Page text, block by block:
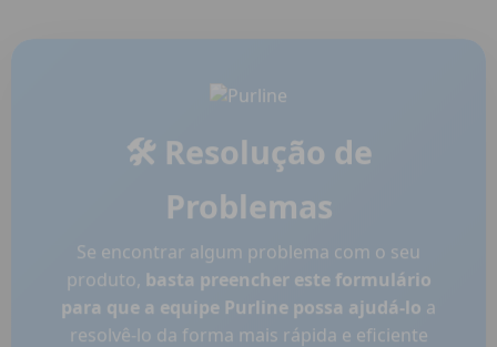
🛠️ Resolução de
Problemas
Se encontrar algum problema com o seu
produto, basta preencher este formulário
para que a equipe Purline possa ajudá-lo a
resolvê-lo da forma mais rápida e eficiente